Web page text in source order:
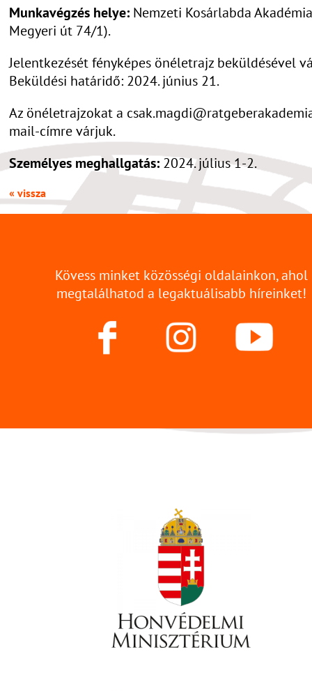
Munkavégzés helye: Nemzeti Kosárlabda
Megyeri út 74/1).
Jelentkezését fényképes önéletrajz beküldésével
Beküldési határidő: 2024. június 21.
Az önéletrajzokat a
mail-címre várjuk.
Személyes meghallgatás: 2024. július 1-2.
« vissza
Kövess minket közösségi oldalainkon, ahol
megtalálhatod a legaktuálisabb híreinket!